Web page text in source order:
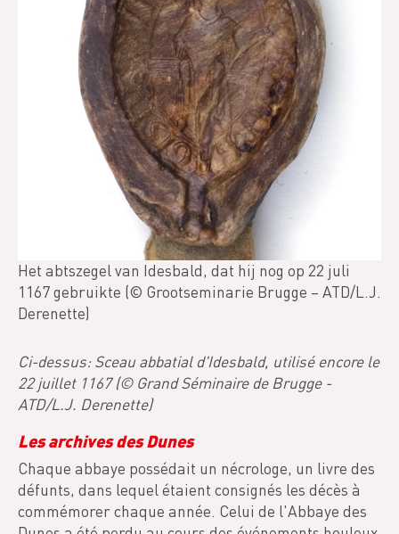
Het abtszegel van Idesbald, dat hij nog op 22 juli
1167 gebruikte (© Grootseminarie Brugge – ATD/L.J.
Derenette)
Ci-dessus: Sceau abbatial d'Idesbald, utilisé encore le
22 juillet 1167 (© Grand Séminaire de Brugge -
ATD/L.J. Derenette)
Les archives des Dunes
Chaque abbaye possédait un nécrologe, un livre des
défunts, dans lequel étaient consignés les décès à
commémorer chaque année. Celui de l'Abbaye des